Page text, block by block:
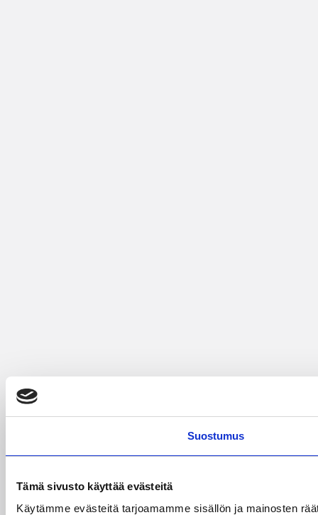
Suostumus
Tämä sivusto käyttää evästeitä
Käytämme evästeitä tarjoamamme sisällön ja mainosten